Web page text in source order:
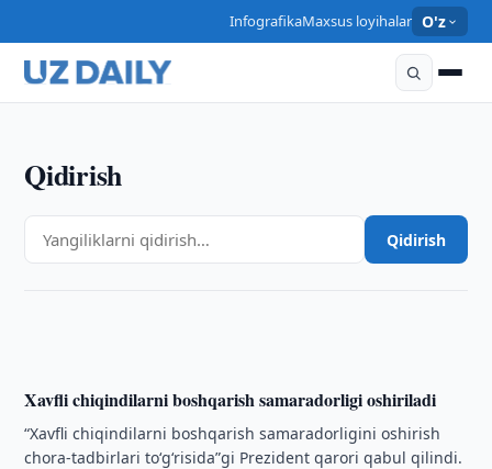
InfografikaMaxsus loyihalar O'z
Qidirish
Qidirish
Turkiyada halok bo‘lgan o‘zbekistonlikning jasadi
Vatanga olib kelindi
Xavfli chiqindilarni boshqarish samaradorligi oshiriladi
“Xavfli chiqindilarni boshqarish samaradorligini oshirish
chora-tadbirlari to‘g‘risida”gi Prezident qarori qabul qilindi.